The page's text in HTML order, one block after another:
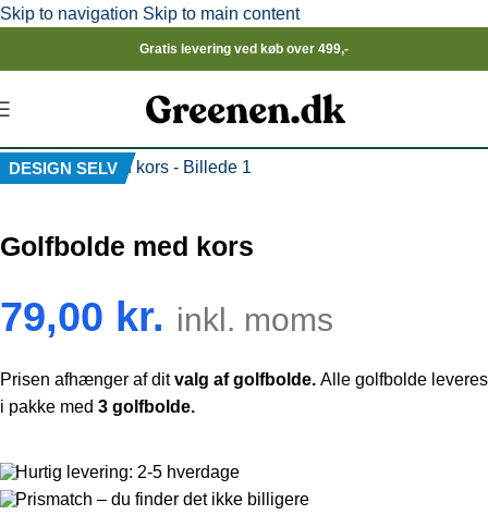
Skip to navigation Skip to main content
Gratis levering ved køb over 499,-
DESIGN SELV
Golfbolde med kors
79,00 kr. inkl. moms
Prisen afhænger af ditvalg af golfbolde. Alle golfbolde leveres
i pakke med 3 golfbolde.
Hurtig levering: 2-5 hverdage
Prismatch – du finder det ikke billigere